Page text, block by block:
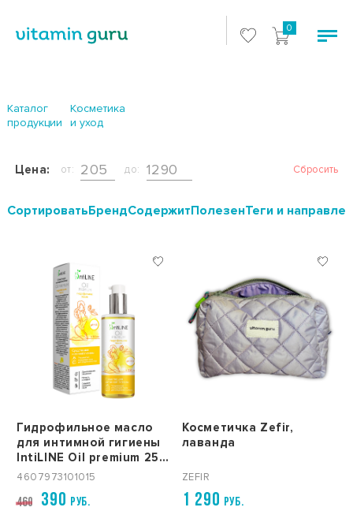
0
Каталог
продукции
Косметика
и уход
Цена: от: до: Сбросить
CортироватьБрендСодержитПолезенТеги и
Гидрофильное масло
для интимной гигиены
IntiLINE Oil premium 250
мл
4607973101015
460 390 РУБ.
Косметичка Zefir,
лаванда
ZEFIR
1 290 РУБ.